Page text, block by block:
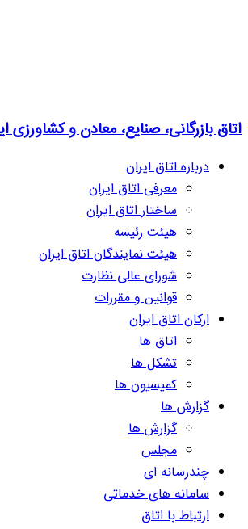
اتاق بازرگانی، صنایع، معادن و کشاورزی
درباره اتاق ایران
معرفی اتاق ایران
ساختار اتاق ایران
هیئت رئیسه
هیئت نمایندگان اتاق ایران
شورای عالی نظارت
قوانین و مقررات
ارکان اتاق ایران
اتاق ها
تشکل ها
کمیسیون ها
گزارش ها
گزارش ها
مجلس
چندرسانه ای
سامانه های خدماتی
ارتباط با اتاق